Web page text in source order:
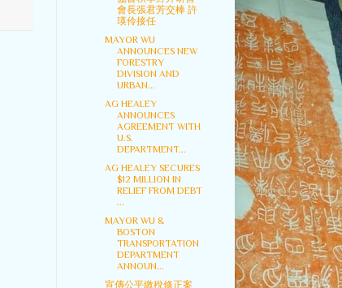
會長張君芳交棒 許
瑛伶接任
MAYOR WU
ANNOUNCES NEW
FORESTRY
DIVISION AND
URBAN...
AG HEALEY
ANNOUNCES
AGREEMENT WITH
U.S.
DEPARTMENT...
AG HEALEY SECURES
$12 MILLION IN
RELIEF FROM DEBT
...
MAYOR WU &
BOSTON
TRANSPORTATION
DEPARTMENT
ANNOUN...
宣傳公平繳稅修正案